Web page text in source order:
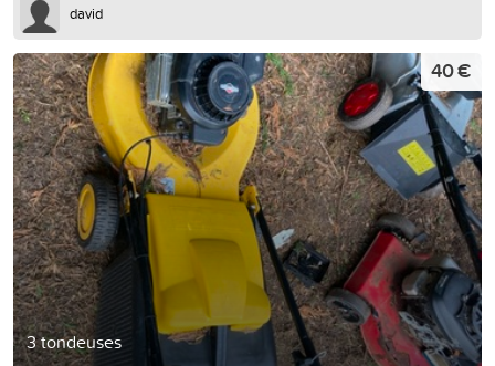
david
3 tondeuses
40 €